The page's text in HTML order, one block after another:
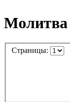
Молитва
Страницы: